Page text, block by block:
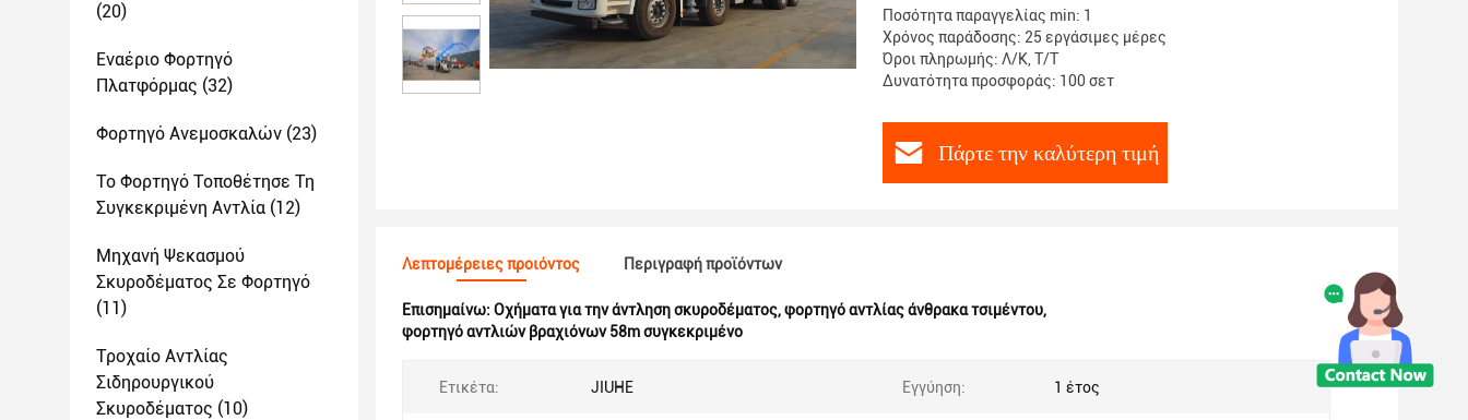
(20)
Εναέριο Φορτηγό
Πλατφόρμας (32)
Φορτηγό Ανεμοσκαλών (23)
Το Φορτηγό Τοποθέτησε Τη
Συγκεκριμένη Αντλία (12)
Μηχανή Ψεκασμού
Σκυροδέματος Σε Φορτηγό
(11)
Τροχαίο Αντλίας
Σιδηρουργικού
Σκυροδέματος (10)
Ποσότητα παραγγελίας min: 1
Χρόνος παράδοσης: 25 εργάσιμες μέρες
Όροι πληρωμής: Λ/Κ, Τ/Τ
Δυνατότητα προσφοράς: 100 σετ
Πάρτε την καλύτερη τιμή
Λεπτομέρειες προιόντος Περιγραφή προϊόντων
Επισημαίνω: Οχήματα για την άντληση σκυροδέματος,φορτηγό αντλίας άνθρακα τσιμέντου,
φορτηγό αντλιών βραχιόνων 58m συγκεκριμένο
Ετικέτα: JIUHE Εγγύηση: 1 έτος